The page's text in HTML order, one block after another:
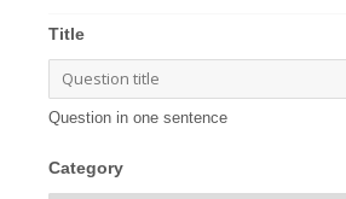
Title
Question in one sentence
Category